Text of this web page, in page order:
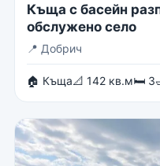
Къща с басейн
обслужено село
📍 Добрич
🏠 Къща📐 142 кв.м🛏 3